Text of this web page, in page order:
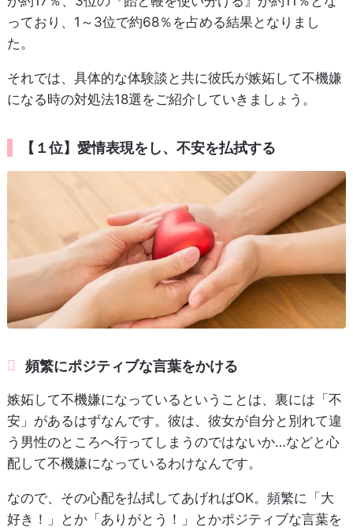
っており、1～3位で約68％を占める結果となりまし
た。
それでは、具体的な体験談と共に彼氏が嫉妬して不機嫌
になる時の対処法18選をご紹介していきましょう。
【１位】愛情表現をし、不安を払拭する
頻繁にポジティブな言葉をかける
嫉妬して不機嫌になっているということは、裏には「不
安」があるはずなんです。彼は、彼女が自分と別れて違
う男性のところへ行ってしまうのではないか…などと心
配して不機嫌になっているわけなんです。
なので、その心配を払拭してあげればOK。頻繁に「大
好き！」とか「ありがとう！」とかポジティブな言葉を